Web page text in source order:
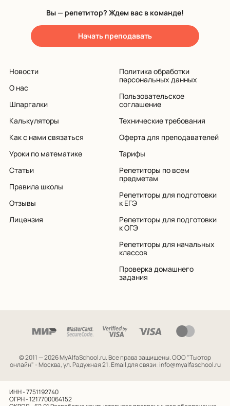
Вы — репетитор? Ждем вас в команде!
Начать преподавать
Новости
О нас
Шпаргалки
Калькуляторы
Как с нами связаться
Уроки по математике
Статьи
Правила школы
Отзывы
Лицензия
Политика обработки
персональных данных
Пользовательское
соглашение
Технические требования
Оферта для преподавателей
Тарифы
Репетиторы по всем
предметам
Репетиторы для подготовки
к ЕГЭ
Репетиторы для подготовки
к ОГЭ
Репетиторы для начальных
классов
Проверка домашнего
задания
© 2011 — 2026 MyAlfaSchool.ru. Все права защищены.ООО "Тьютор
онлайн" - Москва, ул. Радужная 21. Email для связи: info@myalfaschool.ru
ИНН - 7751192740
ОГРН - 1217700064152